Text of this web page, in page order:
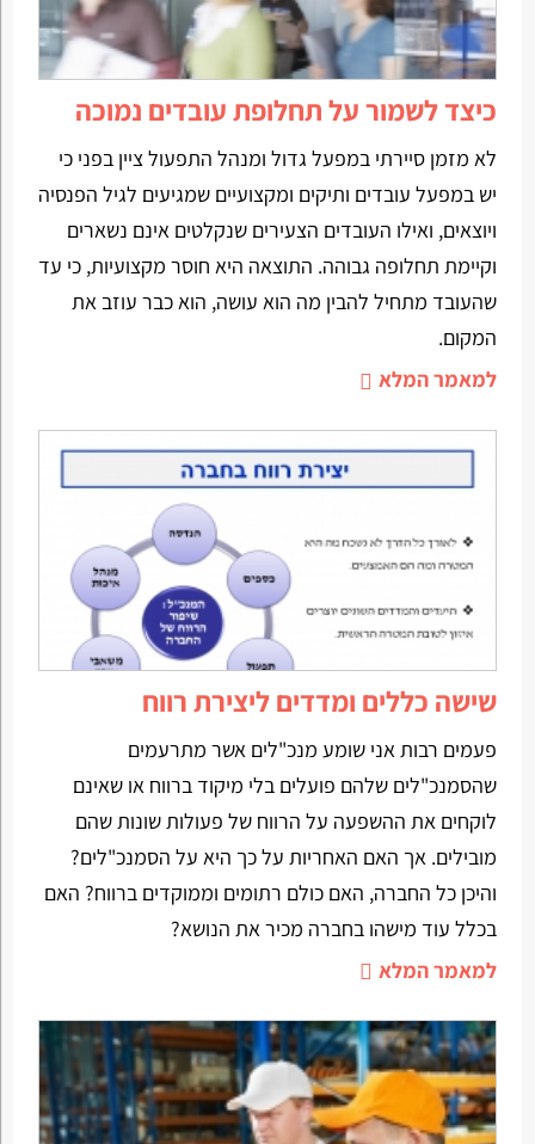
כיצד לשמור על תחלופת עובדים נמוכה
לא מזמן סיירתי במפעל גדול ומנהל התפעול ציין בפני כי
יש במפעל עובדים ותיקים ומקצועיים שמגיעים לגיל הפנסיה
ויוצאים, ואילו העובדים הצעירים שנקלטים אינם נשארים
וקיימת תחלופה גבוהה. התוצאה היא חוסר מקצועיות, כי עד
שהעובד מתחיל להבין מה הוא עושה, הוא כבר עוזב את
המקום.
למאמר המלא
שישה כללים ומדדים ליצירת רווח
פעמים רבות אני שומע מנכ"לים אשר מתרעמים
שהסמנכ"לים שלהם פועלים בלי מיקוד ברווח או שאינם
לוקחים את ההשפעה על הרווח של פעולות שונות שהם
מובילים. אך האם האחריות על כך היא על הסמנכ"לים?
והיכן כל החברה, האם כולם רתומים וממוקדים ברווח? האם
בכלל עוד מישהו בחברה מכיר את הנושא?
למאמר המלא